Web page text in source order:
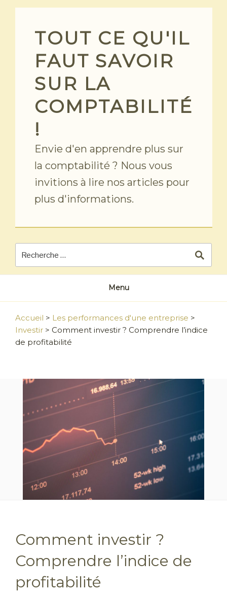
Skip
TOUT CE QU'IL
FAUT SAVOIR
SUR LA
COMPTABILITÉ
!
Envie d'en apprendre plus sur
la comptabilité ? Nous vous
invitions à lire nos articles pour
plus d'informations.
Menu
Accueil > Les performances d'une entreprise >
Investir > Comment investir ? Comprendre l’indice
de profitabilité
Comment investir ?
Comprendre l’indice de
profitabilité